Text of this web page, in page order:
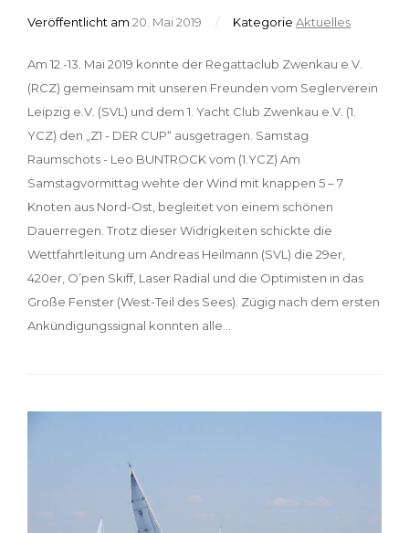
Veröffentlicht am 20. Mai 2019 / Kategorie Aktuelles
Am 12.-13. Mai 2019 konnte der Regattaclub Zwenkau e.V.
(RCZ) gemeinsam mit unseren Freunden vom Seglerverein
Leipzig e.V. (SVL) und dem 1. Yacht Club Zwenkau e.V. (1.
YCZ) den „Z1 - DER CUP“ ausgetragen. Samstag
Raumschots - Leo BUNTROCK vom (1.YCZ) Am
Samstagvormittag wehte der Wind mit knappen 5 – 7
Knoten aus Nord-Ost, begleitet von einem schönen
Dauerregen. Trotz dieser Widrigkeiten schickte die
Wettfahrtleitung um Andreas Heilmann (SVL) die 29er,
420er, O’pen Skiff, Laser Radial und die Optimisten in das
Große Fenster (West-Teil des Sees). Zügig nach dem ersten
Ankündigungssignal konnten alle…